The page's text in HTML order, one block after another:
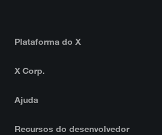
Plataforma do X
X Corp.
Ajuda
Recursos do desenvolvedor